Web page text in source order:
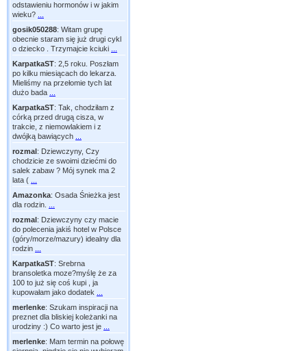
odstawieniu hormonów i w jakim
wieku?
gosik050288: Witam grupę
obecnie staram się już drugi cykl
o dziecko . Trzymajcie kciuki
KarpatkaST: 2,5 roku. Poszłam
po kilku miesiącach do lekarza.
Mieliśmy na przełomie tych lat
dużo bada
KarpatkaST: Tak, chodziłam z
córką przed drugą cisza, w
trakcie, z niemowlakiem i z
dwójką bawiących
rozmal: Dziewczyny, Czy
chodzicie ze swoimi dziećmi do
salek zabaw ? Mój synek ma 2
lata (
Amazonka: Osada Śnieżka jest
dla rodzin.
rozmal: Dziewczyny czy macie
do polecenia jakiś hotel w Polsce
(góry/morze/mazury) idealny dla
rodzin
KarpatkaST: Srebrna
bransoletka moze?myślę że za
100 to już się coś kupi , ja
kupowałam jako dodatek
merlenke: Szukam inspiracji na
preznet dla bliskiej koleżanki na
urodziny :) Co warto jest je
merlenke: Mam termin na połowę